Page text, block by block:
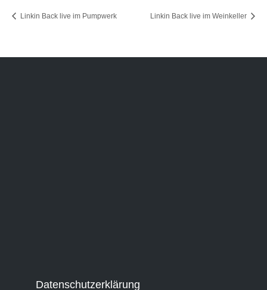
Linkin Back live im Pumpwerk Linkin Back live im Weinkeller
Datenschutzerklärung